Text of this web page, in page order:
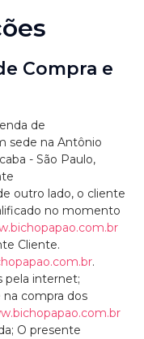
Compra e
de
sede na Antônio
- São Paulo,
outro lado, o cliente
no momento
Cliente.
.
pela internet;
na compra dos
O presente